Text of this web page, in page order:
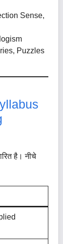
Sense,
Puzzles
है। नीचे